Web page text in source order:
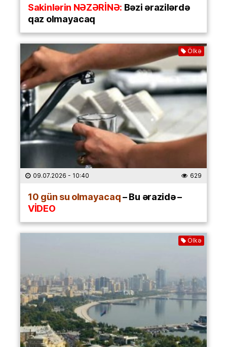
Sakinlərin NƏZƏRİNƏ: Bəzi ərazilərdə
qaz olmayacaq
Ölkə
09.07.2026 - 10:40 629
10 gün su olmayacaq– Bu ərazidə –
VİDEO
Ölkə